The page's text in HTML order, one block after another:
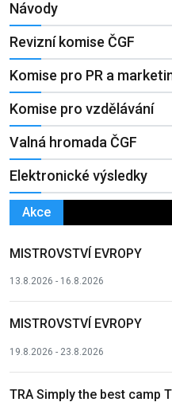
Návody
Revizní komise ČGF
Komise pro PR a
Komise pro vzdělávání
Valná hromada ČGF
Elektronické výsledky
Akce
MISTROVSTVÍ EVROPY
13.8.2026 - 16.8.2026
MISTROVSTVÍ EVROPY
19.8.2026 - 23.8.2026
TRA Simply the best camp